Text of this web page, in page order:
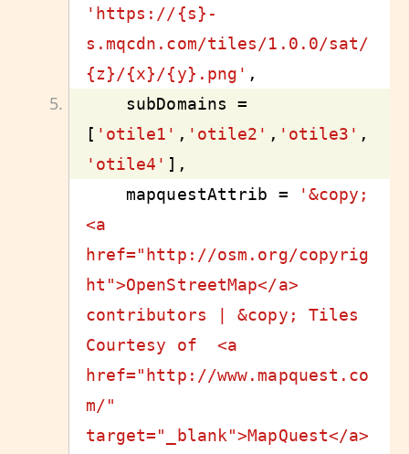
'https://{s}-
s.mqcdn.com/tiles/1.0.0/sat/
{z}/{x}/{y}.png'
[ 'otile1' , 'otile2' , 'otile3' ,
'otile4'
    mapquestAttrib =
'&copy;
<a
href="http://osm.org/copyrig
ht">OpenStreetMap</a>
contributors | &copy; Tiles
Courtesy of  <a
href="http://www.mapquest.co
m/"
target="_blank">MapQuest</a>